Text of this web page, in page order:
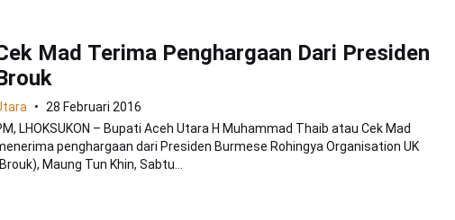
Mad Terima Penghargaan Dari Presiden
28 Februari 2016
LHOKSUKON – Bupati Aceh Utara H Muhammad Thaib atau Cek Mad
penghargaan dari Presiden Burmese Rohingya Organisation UK
Maung Tun Khin, Sabtu...